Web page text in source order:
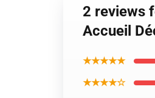
2 reviews
Accueil
★★★★★
★★★★☆